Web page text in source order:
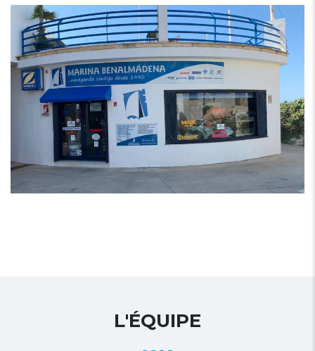
L'ÉQUIPE